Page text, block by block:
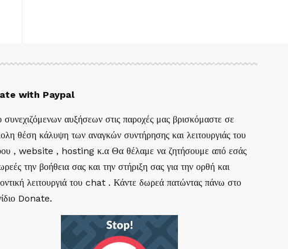
with Paypal
αυξήσεων στις παροχές μας βρισκόμαστε σε
θέση κάλυψη των αναγκών συντήρησης και λειτουργιάς του
, website , hosting κ.α Θα θέλαμε να ζητήσουμε από εσάς
την βοήθεια σας και την στήριξη σας για την ορθή και
λειτουργιά του chat . Κάντε δωρεά πατώντας πάνω στο
Donate.